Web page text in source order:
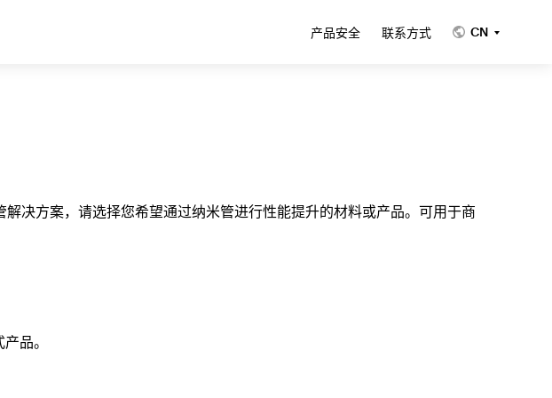
产品安全 联系方式 CN
决方案，请选择您希望通过纳米管进行性能提升的材料或产品。可用于商
品。